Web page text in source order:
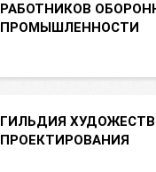
РАБОТНИКОВ
ПРОМЫШЛЕННОСТИ
ГИЛЬДИЯ
ПРОЕКТИРОВАНИЯ